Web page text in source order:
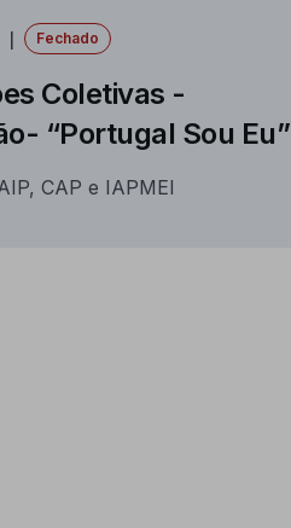
Fechado
Coletivas -
“Portugal Sou Eu”
CAP e IAPMEI